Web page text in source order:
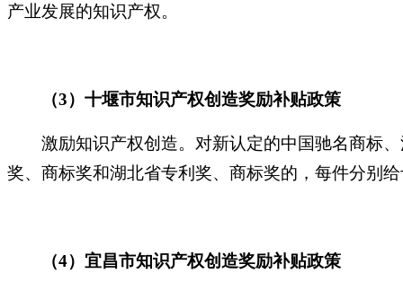
产业发展的知识产权。
（3）十堰市知识产权创造奖励补贴政策
激励知识产权创造。对新认定的中国驰名商标、
奖、商标奖和湖北省专利奖、商标奖的，每件分别
（4）宜昌市知识产权创造奖励补贴政策